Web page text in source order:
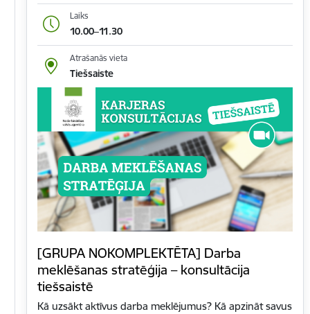
Laiks
10.00–11.30
Atrašanās vieta
Tiešsaiste
[GRUPA NOKOMPLEKTĒTA] Darba
meklēšanas stratēģija – konsultācija
tiešsaistē
Kā uzsākt aktīvus darba meklējumus? Kā apzināt savus